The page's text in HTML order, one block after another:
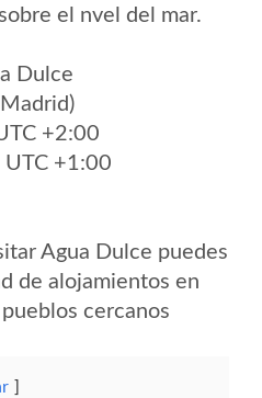
el nvel del mar.
Dulce
+2:00
UTC +1:00
Agua Dulce puedes
de alojamientos en
cercanos